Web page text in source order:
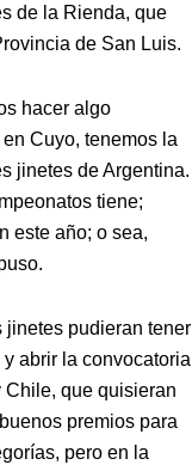
de la Rienda, que
de San Luis.
hacer algo
Cuyo, tenemos la
jinetes de Argentina.
tiene;
este año; o sea,
jinetes pudieran tener
abrir la convocatoria
Chile, que quisieran
premios para
pero en la